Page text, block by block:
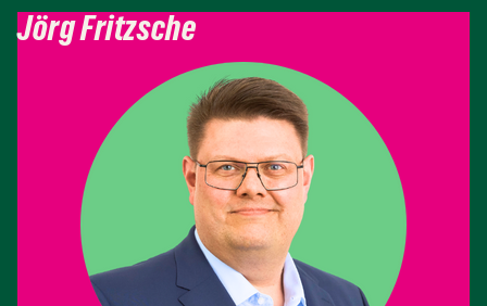
Jörg Fritzsche